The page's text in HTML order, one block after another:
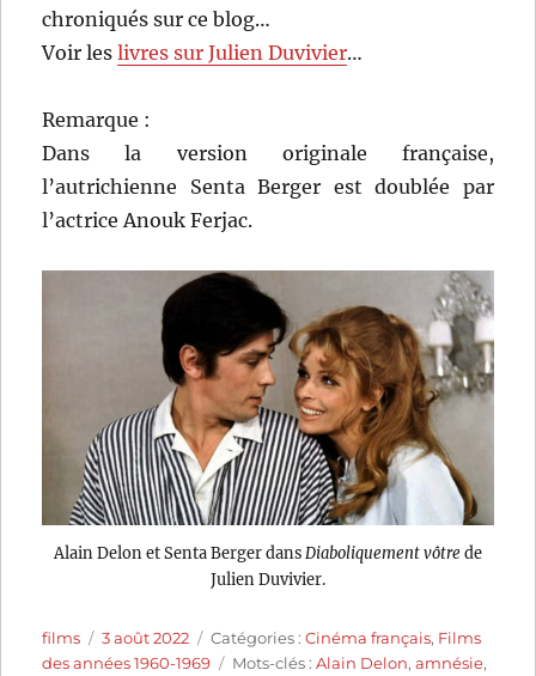
chroniqués sur ce blog…
Voir leslivres sur Julien Duvivier…
Remarque :
Dans la version originale française,
l’autrichienne Senta Berger est doublée par
l’actrice Anouk Ferjac.
Alain Delon et Senta Berger dans Diaboliquement vôtrede
Julien Duvivier.
Auteur
films
Publié
le
3 août 2022 Catégories
Catégories :Cinéma français, Films
des années 1960-1969
Étiquettes
Mots-clés :Alain Delon,amnésie,